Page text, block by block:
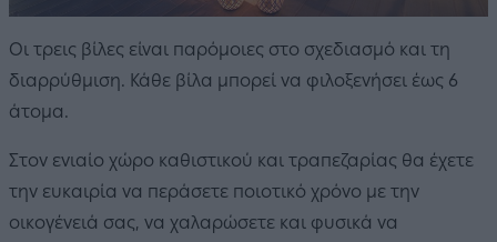
Οι τρεις βίλες είναι παρόμοιες στο σχεδιασμό και τη
διαρρύθμιση. Κάθε βίλα μπορεί να φιλοξενήσει έως 6
άτομα.
Στον ενιαίο χώρο καθιστικού και τραπεζαρίας θα έχετε
την ευκαιρία να περάσετε ποιοτικό χρόνο με την
οικογένειά σας, να χαλαρώσετε και φυσικά να